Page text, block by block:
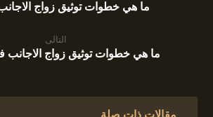
ما هي خطوات توثيق زواج
التالى
ما هي خطوات توثيق زواج الاجانب